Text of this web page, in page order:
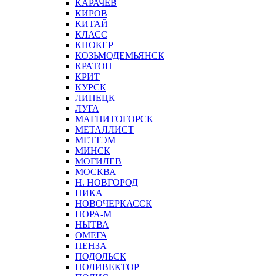
КАРАЧЕВ
КИРОВ
КИТАЙ
КЛАСС
КНОКЕР
КОЗЬМОДЕМЬЯНСК
КРАТОН
КРИТ
КУРСК
ЛИПЕЦК
ЛУГА
МАГНИТОГОРСК
МЕТАЛЛИСТ
МЕТТЭМ
МИНСК
МОГИЛЕВ
МОСКВА
Н. НОВГОРОД
НИКА
НОВОЧЕРКАССК
НОРА-М
НЫТВА
ОМЕГА
ПЕНЗА
ПОДОЛЬСК
ПОЛИВЕКТОР